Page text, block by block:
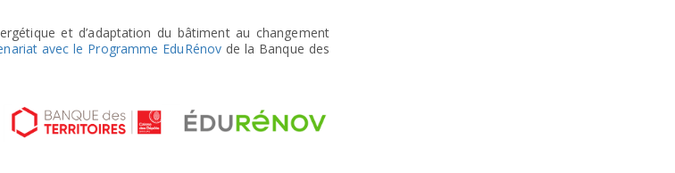
et d’adaptation du bâtiment au changement
avec le Programme EduRénov de la Banque des